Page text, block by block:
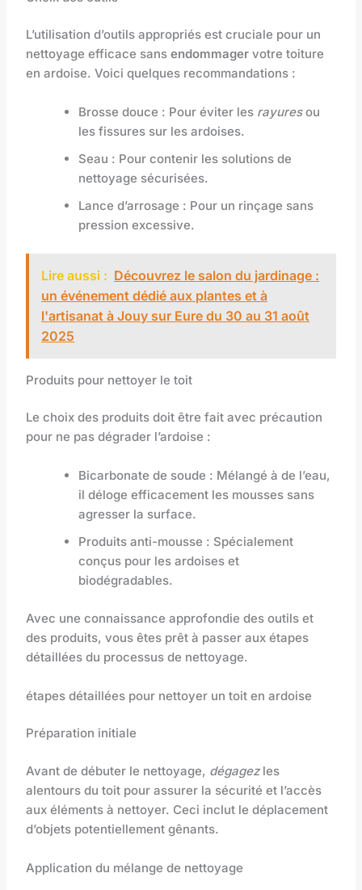
L’utilisation d’outils appropriés est cruciale pour un
nettoyage efficace sansendommager votre toiture
en ardoise. Voici quelques recommandations :
Brosse douce : Pour éviter les rayuresou
les fissures sur les ardoises.
Seau : Pour contenir les solutions de
nettoyage sécurisées.
Lance d’arrosage : Pour un rinçage sans
pression excessive.
Lire aussi : Découvrez le salon du jardinage :
un événement dédié aux plantes et à
l'artisanat à Jouy sur Eure du 30 au 31 août
2025
Produits pour nettoyer le toit
Le choix des produits doit être fait avec précaution
pour ne pas dégrader l’ardoise :
Bicarbonate de soude : Mélangé à de l’eau,
il déloge efficacement les mousses sans
agresser la surface.
Produits anti-mousse : Spécialement
conçus pour les ardoises et
biodégradables.
Avec une connaissance approfondie des outils et
des produits, vous êtes prêt à passer aux étapes
détaillées du processus de nettoyage.
étapes détaillées pour nettoyer un toit en ardoise
Préparation initiale
Avant de débuter le nettoyage, dégagezles
alentours du toit pour assurer la sécurité et l’accès
aux éléments à nettoyer. Ceci inclut le déplacement
d’objets potentiellement gênants.
Application du mélange de nettoyage